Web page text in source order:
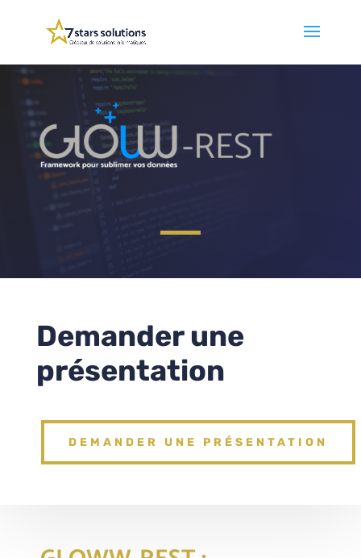
Demander une
présentation
DEMANDER UNE PRÉSENTATION